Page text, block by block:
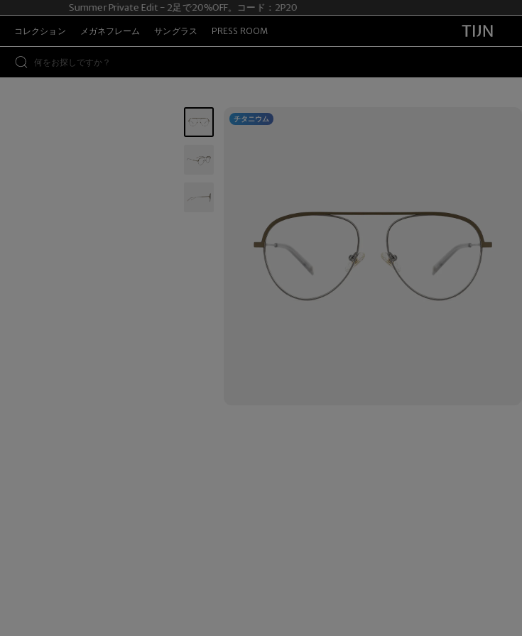
Summer Private Edit - 2足で20%OFF。コード：2P20
コレクション メガネフレーム サングラス PRESS ROOM
チタニウム